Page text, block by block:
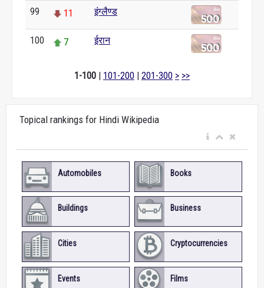
99 11 इंग्लैण्ड
100 7 ईरान
1-100 | 101-200 | 201-300 > >>
Topical rankings for Hindi Wikipedia
Automobiles Books
Buildings Business
Cities Cryptocurrencies
Events Films